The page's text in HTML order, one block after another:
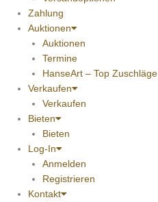
Zahlung
Auktionen
Auktionen
Termine
HanseArt – Top Zuschläge
Verkaufen
Verkaufen
Bieten
Bieten
Log-In
Anmelden
Registrieren
Kontakt